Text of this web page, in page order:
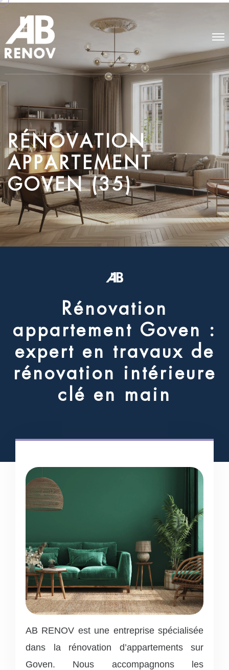
RÉNOVATION
APPARTEMENT
GOVEN (35)
Rénovation
appartement Goven :
expert en travaux d e
rénovation intérieure
c é en main
AB RENOV est une entreprise spécialisée
dans la rénovation d’appartements sur
Goven. Nous accompagnons les